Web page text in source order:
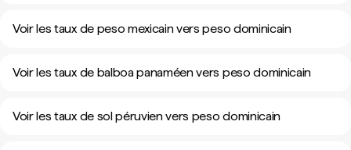
Voir les taux de peso mexicain vers peso dominicain
Voir les taux de balboa panaméen vers peso dominicain
Voir les taux de sol péruvien vers peso dominicain